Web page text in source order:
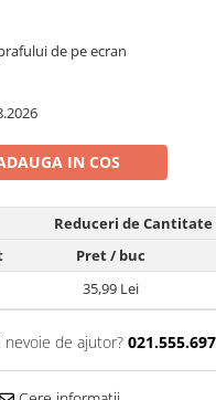
de pe ecran
IN COS
Reduceri de Cantitate
Pret/ buc
35,99 Lei
nevoie de ajutor?